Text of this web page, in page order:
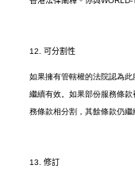
12. 可分割性
如果擁有管轄權的法院認為
繼續有效。如果部份服務條
務條款相分割，其餘條款仍繼
13. 修訂